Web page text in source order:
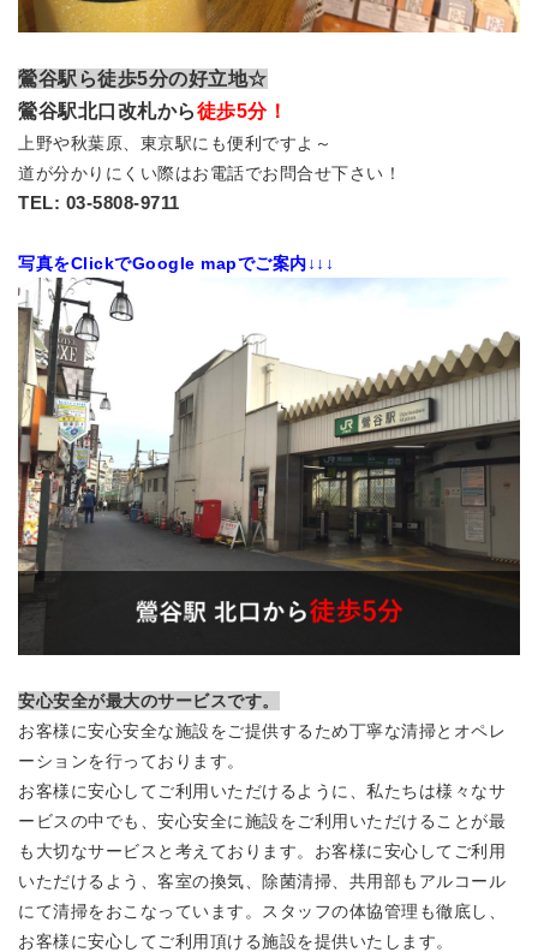
鶯谷駅ら徒歩5分の好立地☆
鶯谷駅北口改札から徒歩5分！
上野や秋葉原、東京駅にも便利ですよ～
道が分かりにくい際はお電話でお問合せ下さい！
TEL: 03-5808-9711
写真をClickでGoogle mapでご案内↓↓↓
安心安全が最大のサービスです。
お客様に安心安全な施設をご提供するため丁寧な清掃とオペレ
ーションを行っております。
お客様に安心してご利用いただけるように、私たちは様々なサ
ービスの中でも、安心安全に施設をご利用いただけることが最
も大切なサービスと考えております。お客様に安心してご利用
いただけるよう、客室の換気、除菌清掃、共用部もアルコール
にて清掃をおこなっています。スタッフの体協管理も徹底し、
お客様に安心してご利用頂ける施設を提供いたします。